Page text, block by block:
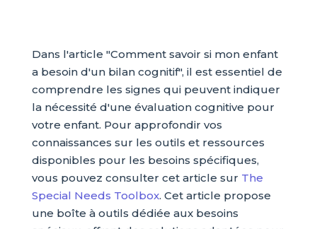
Dans l'article "Comment savoir si mon enfant
a besoin d'un bilan cognitif", il est essentiel de
comprendre les signes qui peuvent indiquer
la nécessité d'une évaluation cognitive pour
votre enfant. Pour approfondir vos
connaissances sur les outils et ressources
disponibles pour les besoins spécifiques,
vous pouvez consulter cet article sur The
Special Needs Toolbox. Cet article propose
une boîte à outils dédiée aux besoins